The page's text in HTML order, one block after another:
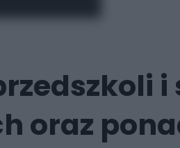
i
oraz